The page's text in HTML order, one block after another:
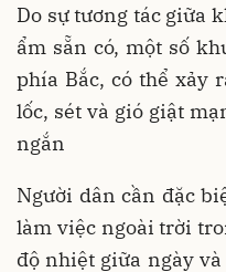
Do sự tương tác giữa
ẩm sẵn có, một số
phía Bắc, có thể xảy
lốc, sét và gió giật
ngắn
Người dân cần đặc
làm việc ngoài trời
độ nhiệt giữa ngày